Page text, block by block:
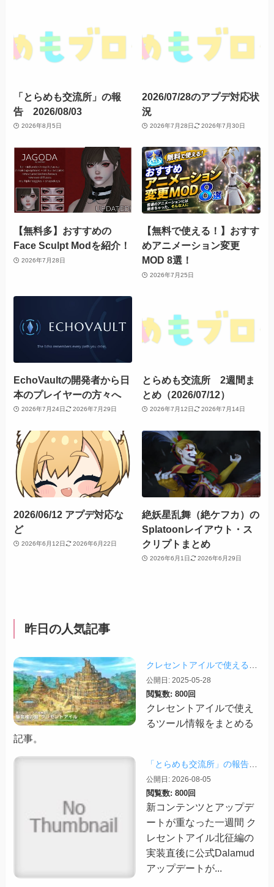
「とらめも交流所」の報
告 2026/08/03
2026年8月5日
2026/07/28のアプデ対応状
況
2026年7月28日 2026年7月30日
【無料多】おすすめの
Face Sculpt Modを紹介！
2026年7月28日
【無料で使える！】おすす
めアニメーション変更
MOD 8選！
2026年7月25日
EchoVaultの開発者から日
本のプレイヤーの方々へ
2026年7月24日 2026年7月29日
とらめも交流所 2週間ま
とめ（2026/07/12）
2026年7月12日 2026年7月14日
2026/06/12 アプデ対応な
ど
2026年6月12日 2026年6月22日
絶妖星乱舞（絶ケフカ）の
Splatoonレイアウト・ス
クリプトまとめ
2026年6月1日 2026年6月29日
昨日の人気記事
公開日: 2025-05-28
閲覧数: 800回
クレセントアイルで使え
るツール情報をまとめる
記事。
「とらめも交流所」の報告 2026/08/03
公開日: 2026-08-05
閲覧数: 800回
新コンテンツとアップデ
ートが重なった一週間 ク
レセントアイル北征編の
実装直後に公式Dalamud
アップデートが...